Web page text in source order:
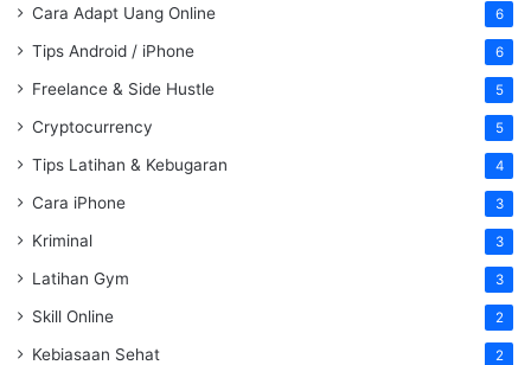
Cara Adapt Uang Online 6
Tips Android / iPhone 6
Freelance & Side Hustle 5
Cryptocurrency 5
Tips Latihan & Kebugaran 4
Cara iPhone 3
Kriminal 3
Latihan Gym 3
Skill Online 2
Kebiasaan Sehat 2